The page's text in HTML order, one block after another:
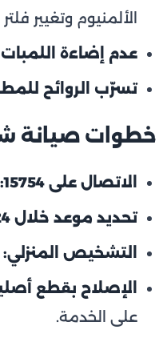
الألمنيوم وتغيير
عدم إضاءة
تسرّب الروائح
خطوات صيانة
الاتصال على 15754:
تحديد موعد خلال 24 ساعة:
التشخيص المنزلي:
الإصلاح بقطع
على الخدمة.